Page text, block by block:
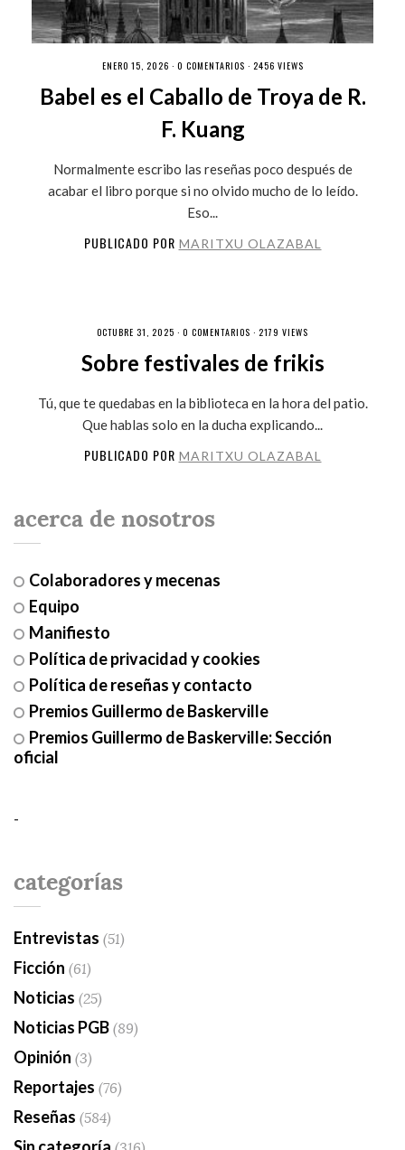
ENERO 15, 2026 · 0 COMENTARIOS · 2456 VIEWS
Babel es el Caballo de Troya de R.
F. Kuang
Normalmente escribo las reseñas poco después de
acabar el libro porque si no olvido mucho de lo leído.
Eso...
PUBLICADO POR MARITXU OLAZABAL
OCTUBRE 31, 2025 · 0 COMENTARIOS · 2179 VIEWS
Sobre festivales de frikis
Tú, que te quedabas en la biblioteca en la hora del patio.
Que hablas solo en la ducha explicando...
PUBLICADO POR MARITXU OLAZABAL
acerca de nosotros
Colaboradores y mecenas
Equipo
Manifiesto
Política de privacidad y cookies
Política de reseñas y contacto
Premios Guillermo de Baskerville
Premios Guillermo de Baskerville: Sección
oficial
-
categorías
Entrevistas (51)
Ficción (61)
Noticias (25)
Noticias PGB(89)
Opinión (3)
Reportajes (76)
Reseñas (584)
Sin categoría